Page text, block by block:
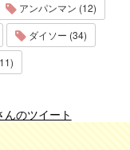
アンパンマン (12)
ダイソー (34)
のツイート